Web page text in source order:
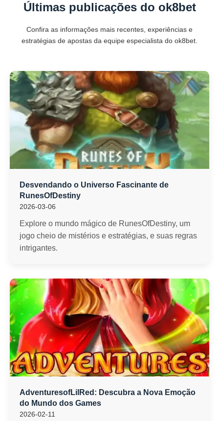
Últimas publicações do ok8bet
Confira as informações mais recentes, experiências e
estratégias de apostas da equipe especialista do ok8bet.
Desvendando o Universo Fascinante de
RunesOfDestiny
2026-03-06
Explore o mundo mágico de RunesOfDestiny, um
jogo cheio de mistérios e estratégias, e suas regras
intrigantes.
AdventuresofLilRed: Descubra a Nova Emoção
do Mundo dos Games
2026-02-11